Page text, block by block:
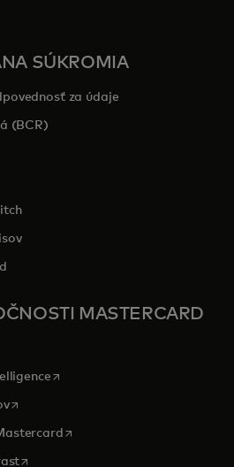
in a new tab
SÚKROMIA
za údaje
(BCR)
a new tab
MASTERCARD
tab
opens in a new tab
opens in a new tab
opens in a new tab
opens in a new tab